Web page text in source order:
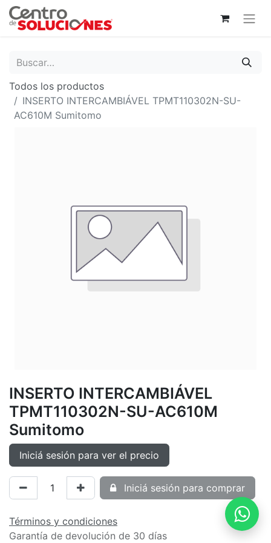
Todos los productos
INSERTO INTERCAMBIÁVEL TPMT110302N-SU-
AC610M Sumitomo
INSERTO INTERCAMBIÁVEL
TPMT110302N-SU-AC610M
Sumitomo
Iniciá sesión para ver el precio
Iniciá sesión para comprar
Términos y condiciones
Garantía de devolución de 30 días